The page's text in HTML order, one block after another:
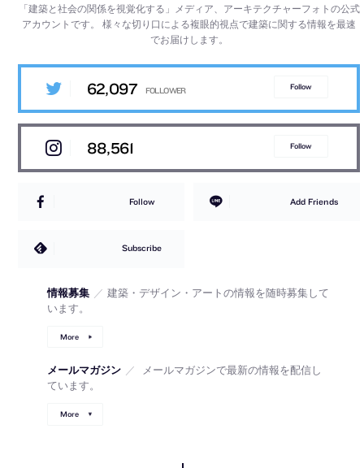
「建築と社会の関係を視覚化する」メディア、アーキテクチャーフォトの公式
アカウントです。様々な切り口による複眼的視点で建築に関する情報を最速
でお届けします。
62,097 Follow
88,561 Follow
Follow Add Friends
Subscribe
情報募集 ／ 建築・デザイン・アートの情報を随時募集して
います。
More
メールマガジン ／
メールマガジンで最新の情報を配信し
ています。
More